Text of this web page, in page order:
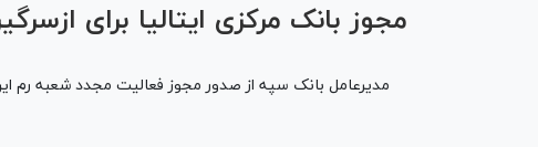
مجوز بانک مرکزی ایتالیا برای
مدیرعامل بانک سپه از صدور مجوز فعالیت مجدد شعبه رم